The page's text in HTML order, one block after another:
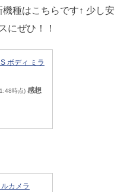
種はこちらです↑ 少し安
にぜひ！！
ボディ ミラ
時点) 感想
カメラ